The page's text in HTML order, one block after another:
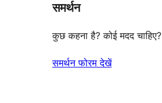
reviews
समर्थन
कुछ कहना है? कोई मदद चाहिए?
समर्थन फोरम देखें